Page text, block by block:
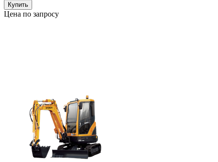
Купить
Цена по запросу